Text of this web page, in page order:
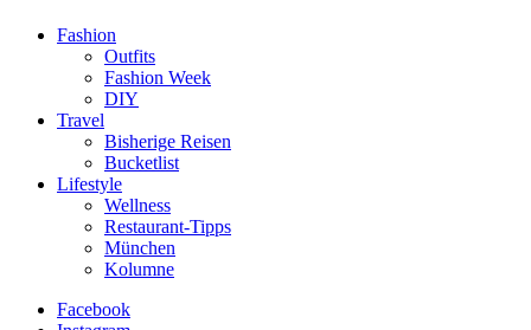
Fashion
Outfits
Fashion Week
DIY
Travel
Bisherige Reisen
Bucketlist
Lifestyle
Wellness
Restaurant-Tipps
München
Kolumne
Facebook